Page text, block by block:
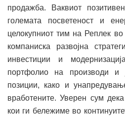
продажба. Ваквиот
големата посветеност и
целокупниот тим на Реплек
компаниска развојна
инвестиции и
портфолио на производи и
позиции, како и
вработените. Уверен сум
кои ги бележиме во